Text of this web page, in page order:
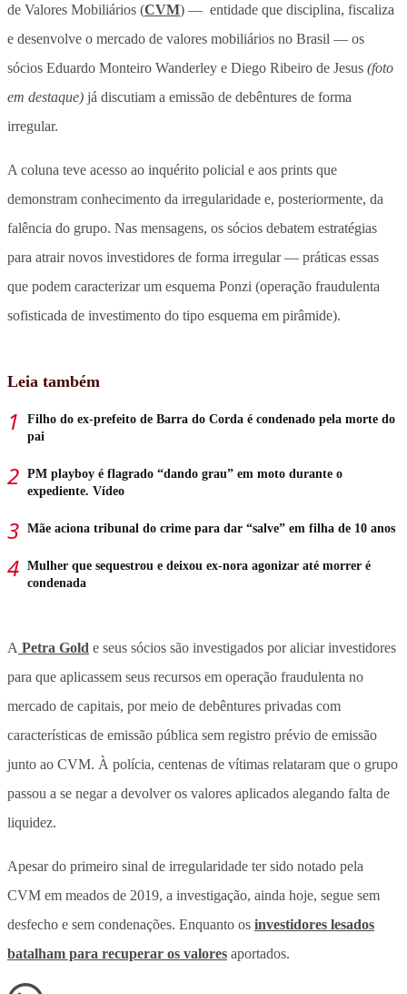
de Valores Mobiliários (CVM) — entidade que disciplina, fiscaliza
e desenvolve o mercado de valores mobiliários no Brasil — os
sócios Eduardo Monteiro Wanderley e Diego Ribeiro de Jesus (foto
em destaque) já discutiam a emissão de debêntures de forma
irregular.
A coluna teve acesso ao inquérito policial e aos prints que
demonstram conhecimento da irregularidade e, posteriormente, da
falência do grupo. Nas mensagens, os sócios debatem estratégias
para atrair novos investidores de forma irregular — práticas essas
que podem caracterizar um esquema Ponzi (operação fraudulenta
sofisticada de investimento do tipo esquema em pirâmide).
Leia também
Filho do ex-prefeito de Barra do Corda é condenado pela morte do
pai
PM playboy é flagrado “dando grau” em moto durante o
expediente. Vídeo
Mãe aciona tribunal do crime para dar “salve” em filha de 10 anos
Mulher que sequestrou e deixou ex-nora agonizar até morrer é
condenada
A Petra Gold e seus sócios são investigados por aliciar investidores
para que aplicassem seus recursos em operação fraudulenta no
mercado de capitais, por meio de debêntures privadas com
características de emissão pública sem registro prévio de emissão
junto ao CVM. À polícia, centenas de vítimas relataram que o grupo
passou a se negar a devolver os valores aplicados alegando falta de
liquidez.
Apesar do primeiro sinal de irregularidade ter sido notado pela
CVM em meados de 2019, a investigação, ainda hoje, segue sem
desfecho e sem condenações. Enquanto os investidores lesados
batalham para recuperar os valores aportados.